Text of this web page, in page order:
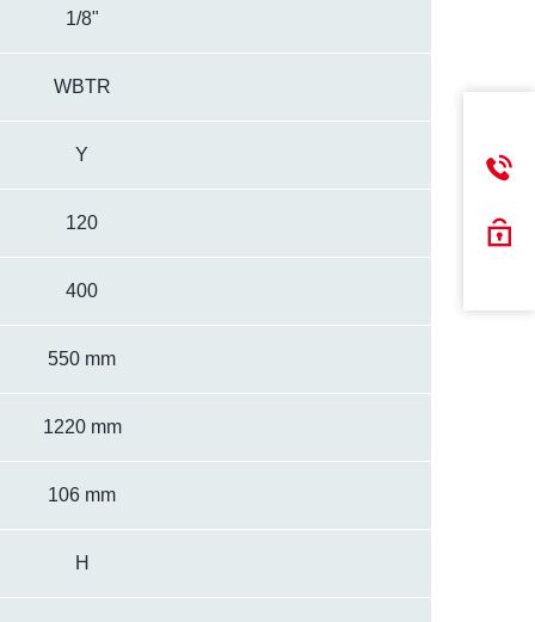
1/8"
WBTR
Y
120
400
550 mm
1220 mm
106 mm
H